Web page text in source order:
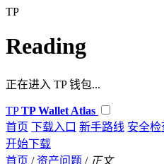
TP
Reading
正在进入 TP 钱包...
TP TP Wallet Atlas
首页 下载入口 新手路线 安全检
开始下载
首页 / 资产问题 / 正文